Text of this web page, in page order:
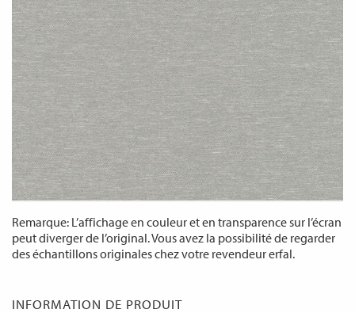
Remarque: L’affichage en couleur et en transparence sur l’écran
peut diverger de l’original. Vous avez la possibilité de regarder
des échantillons originales chez votre revendeur erfal.
INFORMATION DE PRODUIT